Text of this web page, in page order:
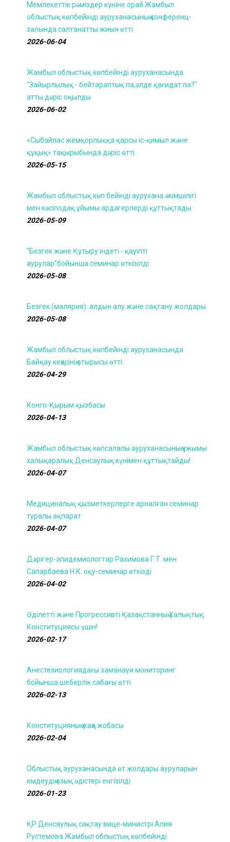
Мемлекеттік рәміздер күніне орай Жамбыл
облыстық көпбейінді ауруханасының конференц-
залында салтанатты жиын өтті.
2026-06-04
Жамбыл облыстық көпбейінді ауруханасында
"Зайырлылық - бейтараптық па,әлде қағидат па?"
атты дәріс оқылды
2026-06-02
«Сыбайлас жемқорлыққа қарсы іс-қимыл және
құқық» тақырыбында дәріс өтті.
2026-05-15
Жамбыл облыстық көп бейінді аурухана әкімшілігі
мен кәсіподақ ұйымы ардагерлерді құттықтады.
2026-05-09
“Безгек және Құтыру індеті - қауіпті
аурулар”бойынша семинар өткізілді
2026-05-08
Безгек (малярия): алдын алу және сақтану жолдары
2026-05-08
Жамбыл облыстық көпбейінді ауруханасында
Байқау кеңесінің отырысы өтті.
2026-04-29
Конго-Қырым қызбасы
2026-04-13
Жамбыл облыстық көпсалалы ауруханасының ұжымы
халықаралық Денсаулық күнімен құттықтайды!
2026-04-07
Медициналық қызметкерлерге арналған семинар
туралы ақпарат
2026-04-07
Дәрігер-эпидемиологтар Рахимова Г.Т. мен
Сапарбаева Н.К. оқу-семинар өткізді
2026-04-02
Әділетті және Прогрессивті Қазақстанның Халықтық
Конституциясы үшін!
2026-02-17
Анестезиологиядағы заманауи мониторинг
бойынша шеберлік сабағы өтті
2026-02-13
Конституцияның жаңа жобасы
2026-02-04
Облыстық ауруханасында өт жолдары ауруларын
емдеудің озық әдістері енгізілді
2026-01-23
ҚР Денсаулық сақтау вице-министрі Алия
Рустемова Жамбыл облыстық көпбейінді